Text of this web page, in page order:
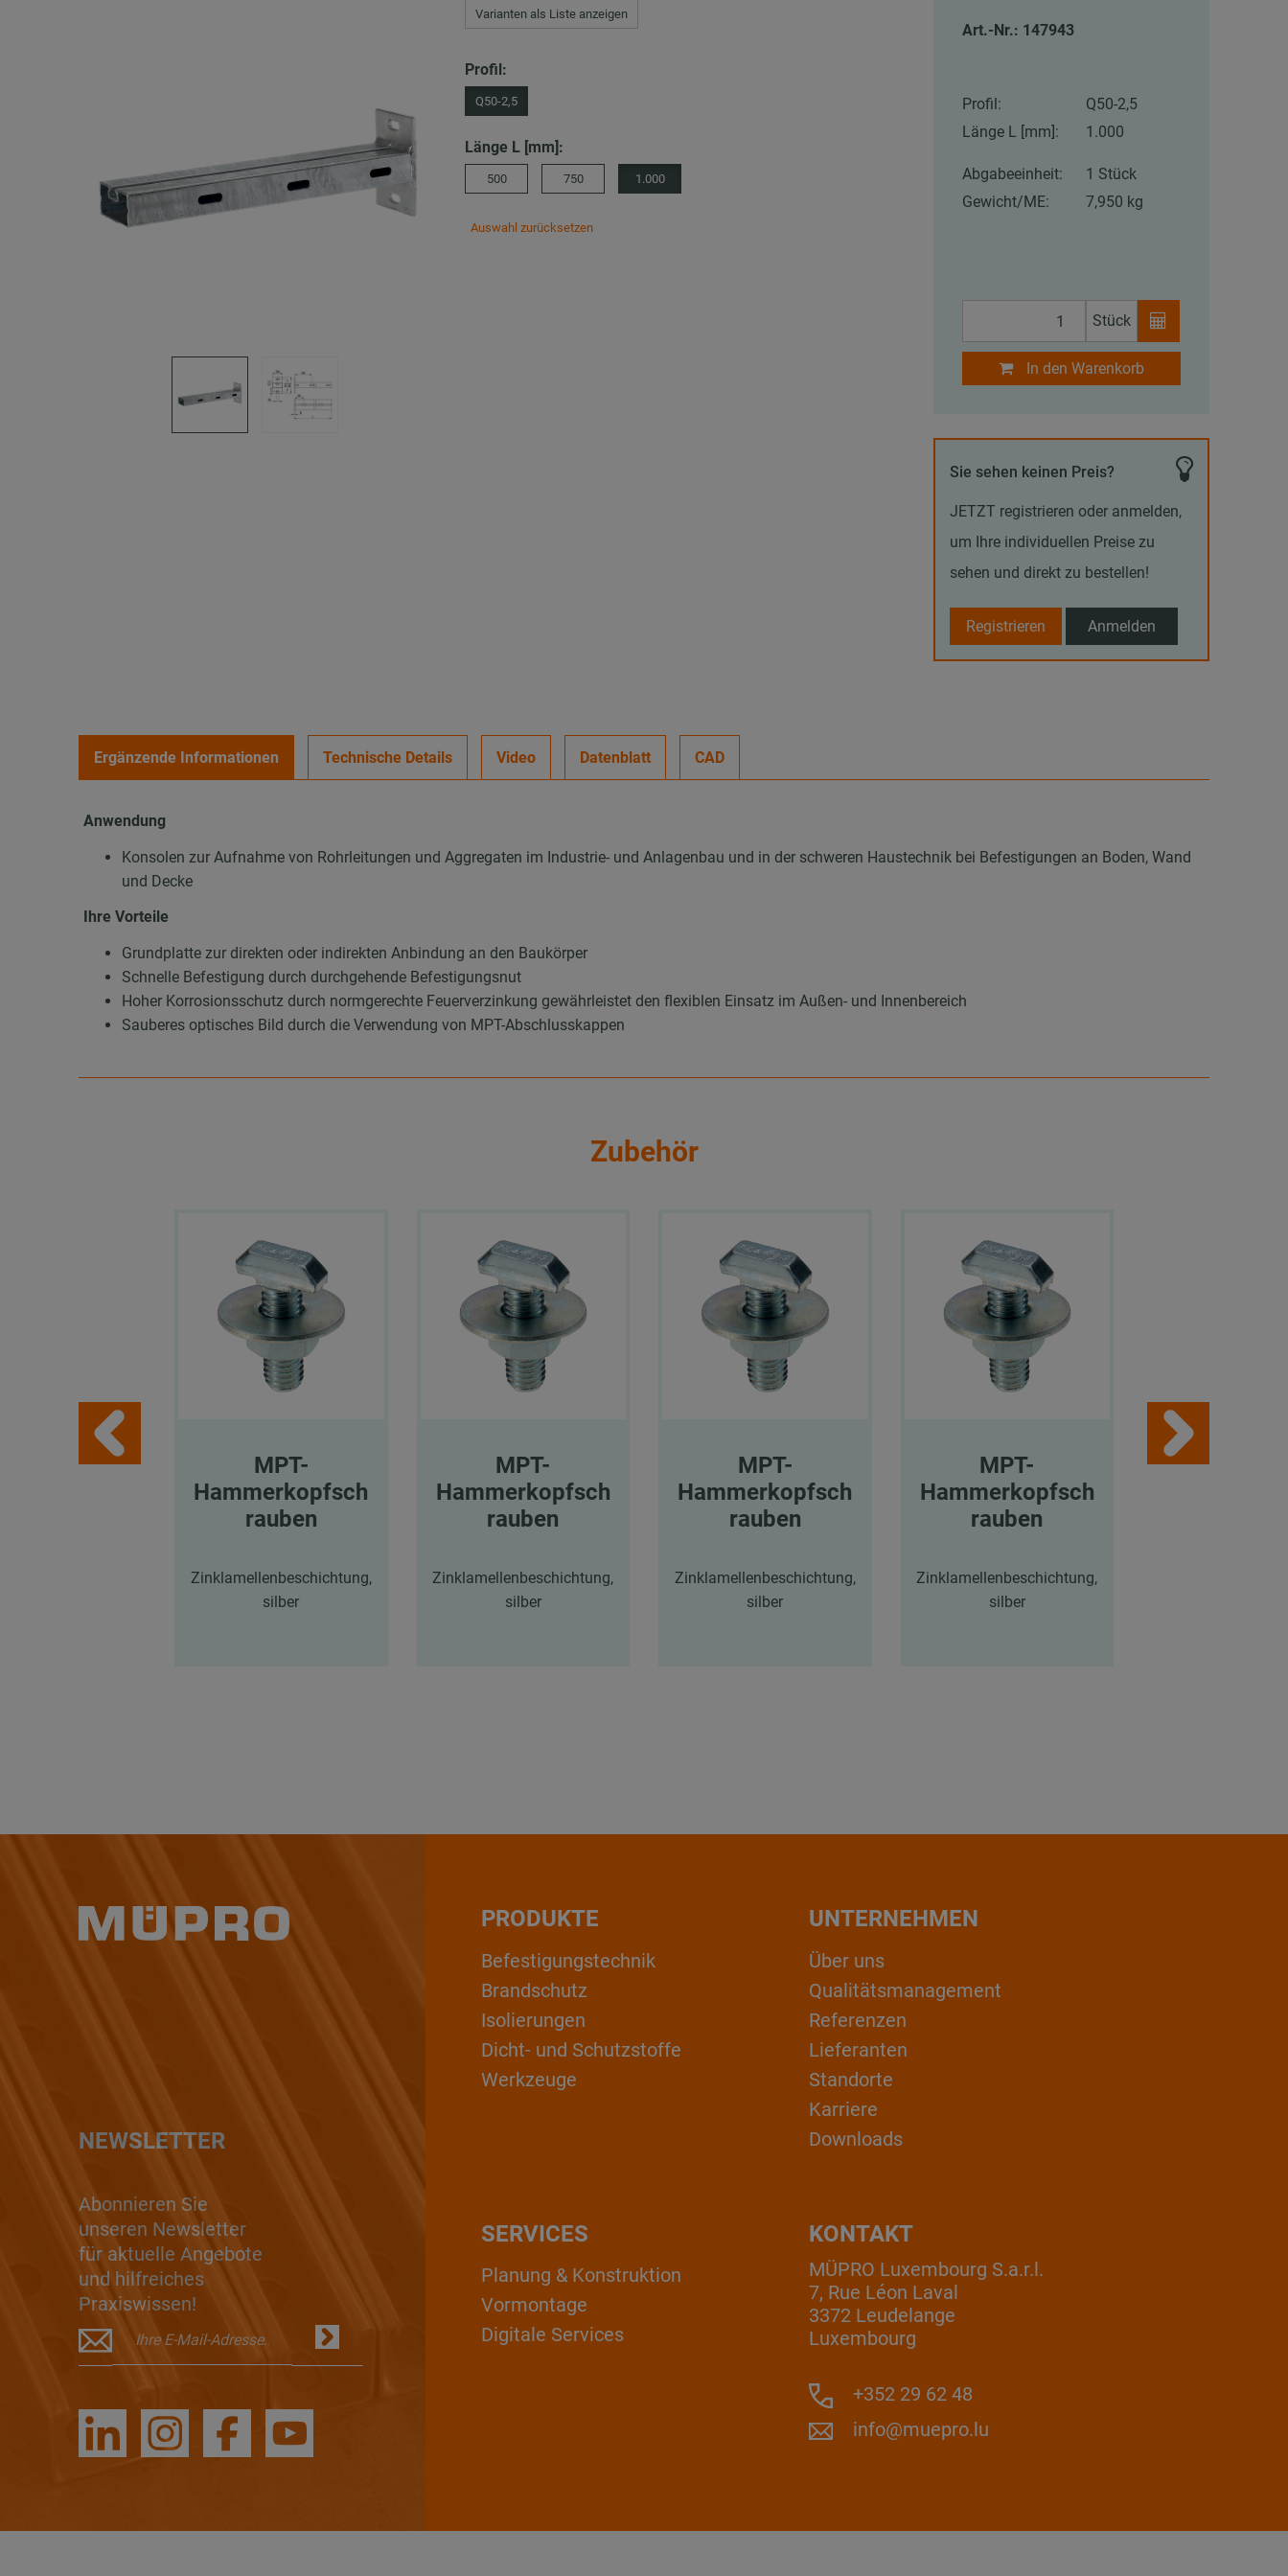
Varianten als Liste anzeigen
Profil:
Q50-2,5
Länge L [mm]:
500 750 1.000
Auswahl zurücksetzen
Art.-Nr.: 147943
Profil:
Q50-2,5
Länge L [mm]:
1.000
Abgabeeinheit:
1 Stück
Gewicht/ME:
7,950 kg
Stück
In den Warenkorb
Sie sehen keinen Preis?
JETZT registrieren oder anmelden,
um Ihre individuellen Preise zu
sehen und direkt zu bestellen!
Registrieren Anmelden
Ergänzende Informationen Technische Details Video Datenblatt CAD
Anwendung
Konsolen zur Aufnahme von Rohrleitungen und Aggregaten im Industrie- und Anlagenbau und in der schweren Haustechnik bei Befestigungen an Boden, Wand
und Decke
Ihre Vorteile
Grundplatte zur direkten oder indirekten Anbindung an den Baukörper
Schnelle Befestigung durch durchgehende Befestigungsnut
Hoher Korrosionsschutz durch normgerechte Feuerverzinkung gewährleistet den flexiblen Einsatz im Außen- und Innenbereich
Sauberes optisches Bild durch die Verwendung von MPT-Abschlusskappen
Zubehör
MPT-
Hammerkopfsch
rauben
Zinklamellenbeschichtung,
silber
MPT-
Hammerkopfsch
rauben
Zinklamellenbeschichtung,
silber
MPT-
Hammerkopfsch
rauben
Zinklamellenbeschichtung,
silber
MPT-
Hammerkopfsch
rauben
Zinklamellenbeschichtung,
silber
NEWSLETTER
Abonnieren Sie
unseren Newsletter
für aktuelle Angebote
und hilfreiches
Praxiswissen!
PRODUKTE
Befestigungstechnik
Brandschutz
Isolierungen
Dicht- und Schutzstoffe
Werkzeuge
UNTERNEHMEN
Über uns
Qualitätsmanagement
Referenzen
Lieferanten
Standorte
Karriere
Downloads
KONTAKT
MÜPRO Luxembourg S.a.r.l.
7, Rue Léon Laval
3372 Leudelange
Luxembourg
+352 29 62 48
info@muepro.lu
SERVICES
Planung & Konstruktion
Vormontage
Digitale Services